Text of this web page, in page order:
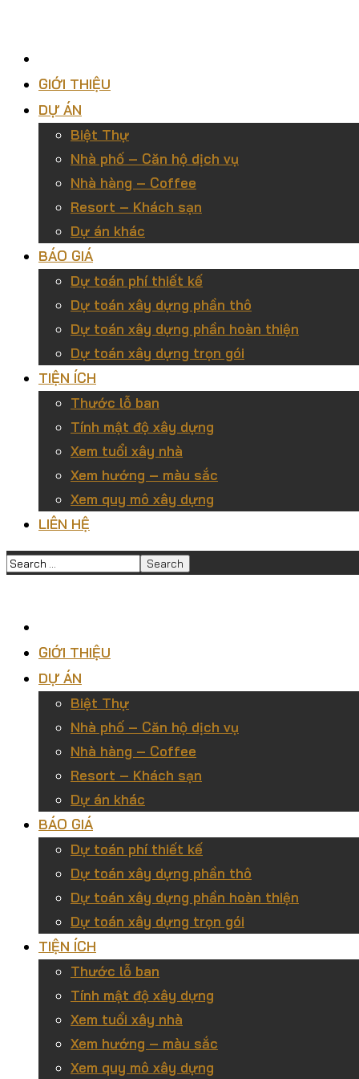
GIỚI THIỆU
DỰ ÁN
Biệt Thự
Nhà phố – Căn hộ dịch vụ
Nhà hàng – Coffee
Resort – Khách sạn
Dự án khác
BÁO GIÁ
Dự toán phí thiết kế
Dự toán xây dựng phần thô
Dự toán xây dựng phần hoàn thiện
Dự toán xây dựng trọn gói
TIỆN ÍCH
Thước lỗ ban
Tính mật độ xây dựng
Xem tuổi xây nhà
Xem hướng – màu sắc
Xem quy mô xây dựng
LIÊN HỆ
GIỚI THIỆU
DỰ ÁN
Biệt Thự
Nhà phố – Căn hộ dịch vụ
Nhà hàng – Coffee
Resort – Khách sạn
Dự án khác
BÁO GIÁ
Dự toán phí thiết kế
Dự toán xây dựng phần thô
Dự toán xây dựng phần hoàn thiện
Dự toán xây dựng trọn gói
TIỆN ÍCH
Thước lỗ ban
Tính mật độ xây dựng
Xem tuổi xây nhà
Xem hướng – màu sắc
Xem quy mô xây dựng